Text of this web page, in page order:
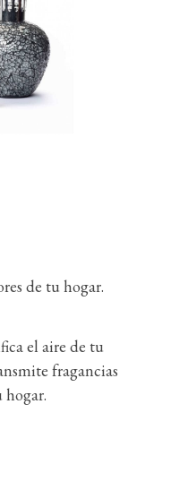
de tu hogar.
el aire de tu
fragancias
hogar.